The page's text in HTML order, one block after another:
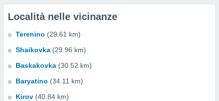
Località nelle vicinanze
Terenino (29.61 km)
Shaikovka (29.96 km)
Baskakovka (30.52 km)
Baryatino (34.11 km)
Kirov (40.84 km)